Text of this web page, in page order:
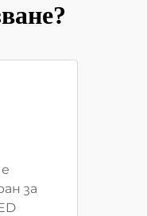
за